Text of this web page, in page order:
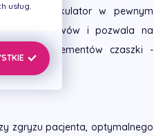
Artykulator w pewnym
i pracy stawów i pozwala na
elementów czaszki -
zgryzu pacjenta, optymalnego
usług.